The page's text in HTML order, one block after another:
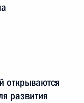
открываются
развития